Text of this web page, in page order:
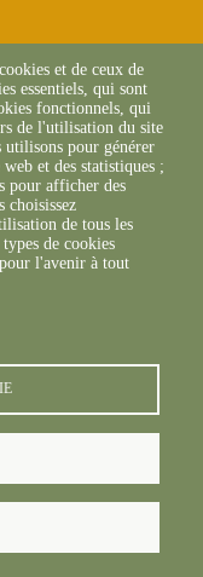
et de ceux de
essentiels, qui sont
fonctionnels, qui
de l'utilisation du site
utilisons pour générer
et des statistiques ;
pour afficher des
choisissez
de tous les
de cookies
l'avenir à tout